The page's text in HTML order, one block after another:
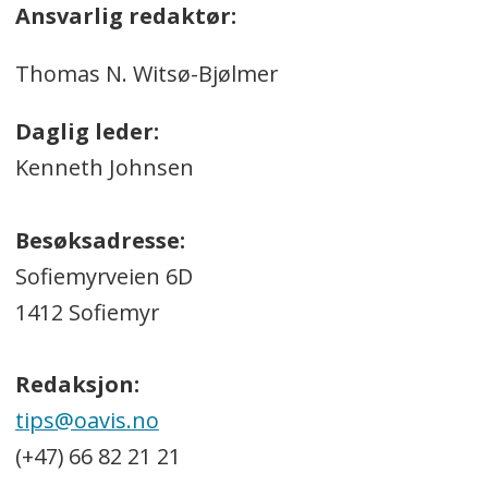
Ansvarlig redaktør:
Thomas N. Witsø-Bjølmer
Daglig leder:
Kenneth Johnsen
Besøksadresse:
Sofiemyrveien 6D
1412 Sofiemyr
Redaksjon:
tips@oavis.no
(+47) 66 82 21 21